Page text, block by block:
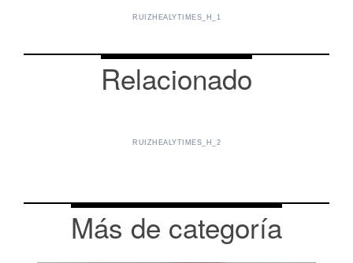
RUIZHEALYTIMES_H_1
Relacionado
RUIZHEALYTIMES_H_2
Más de categoría